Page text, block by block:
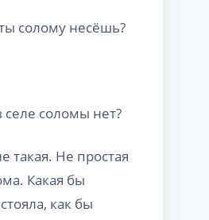
солому несёшь?
соломы нет?
такая. Не простая
Какая бы
как бы